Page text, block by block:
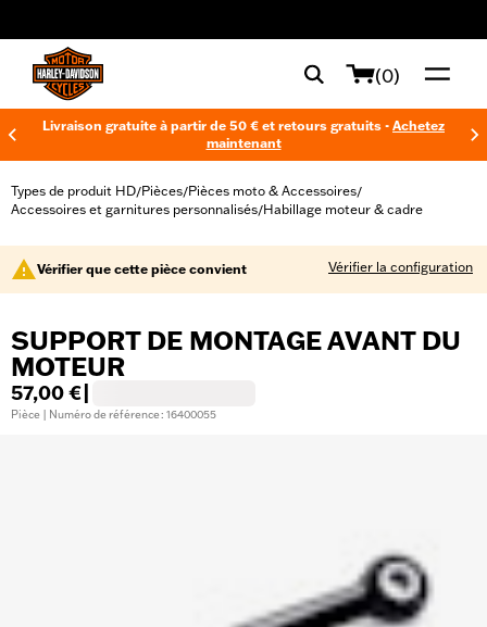
(0)
Livraison gratuite à partir de 50 € et retours gratuits - Achetez
maintenant
Types de produit HD/Pièces/Pièces moto & Accessoires/
Accessoires et garnitures personnalisés/Habillage moteur & cadre
Vérifier que cette pièce convient Vérifier la configuration
SUPPORT DE MONTAGE AVANT DU
MOTEUR
57,00 €
Pièce | Numéro de référence : 16400055